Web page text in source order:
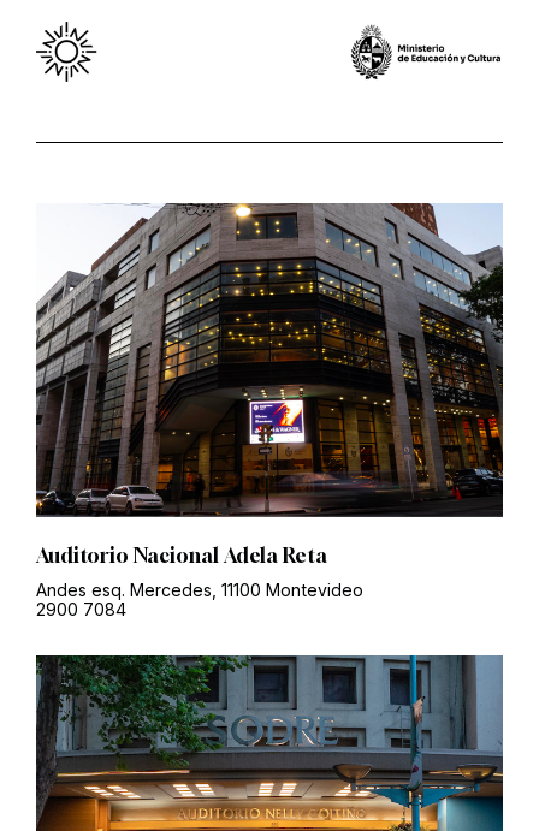
Auditorio Nacional Adela Reta
Andes esq. Mercedes, 11100 Montevideo
2900 7084